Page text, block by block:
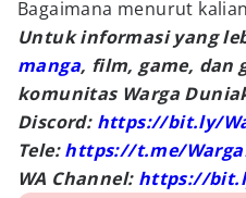
Bagaimana menurut
Untuk informasi yang
manga, film, game, dan
komunitas Warga
Discord: https://bit.ly/
Tele:https://t.me/
WA Channel: https://